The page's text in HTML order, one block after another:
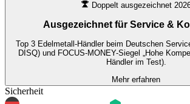
Doppelt ausgezeichnet
Ausgezeichnet für Service &
Top 3 Edelmetall-Händler beim Deutschen
DISQ) und FOCUS-MONEY-Siegel „Hohe
Händler im Test).
Mehr erfahren
Sicherheit